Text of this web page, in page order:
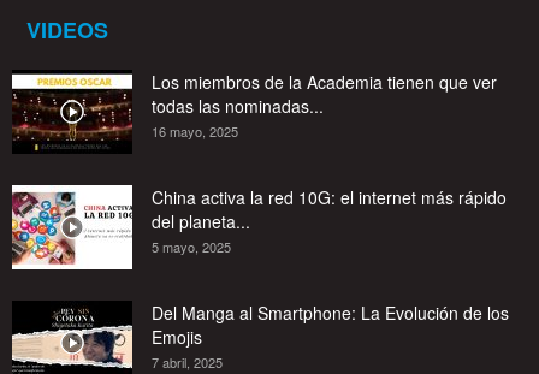
VIDEOS
Los miembros de la Academia tienen que ver
todas las nominadas...
16 mayo, 2025
China activa la red 10G: el internet más rápido
del planeta...
5 mayo, 2025
Del Manga al Smartphone: La Evolución de los
Emojis
7 abril, 2025